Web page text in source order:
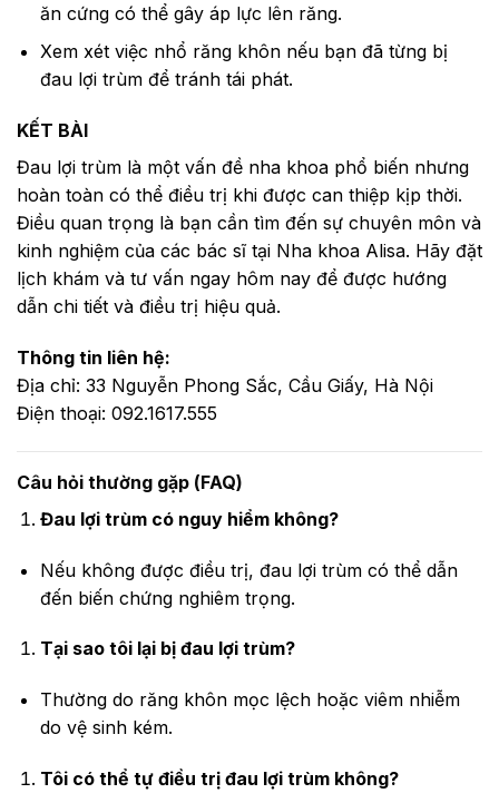
ăn cứng có thể gây áp lực lên răng.
Xem xét việc nhổ răng khôn nếu bạn đã từng bị
đau lợi trùm để tránh tái phát.
KẾT BÀI
Đau lợi trùm là một vấn đề nha khoa phổ biến nhưng
hoàn toàn có thể điều trị khi được can thiệp kịp thời.
Điều quan trọng là bạn cần tìm đến sự chuyên môn và
kinh nghiệm của các bác sĩ tại Nha khoa Alisa. Hãy đặt
lịch khám và tư vấn ngay hôm nay để được hướng
dẫn chi tiết và điều trị hiệu quả.
Thông tin liên hệ:
Địa chỉ: 33 Nguyễn Phong Sắc, Cầu Giấy, Hà Nội
Điện thoại: 092.1617.555
Câu hỏi thường gặp (FAQ)
Đau lợi trùm có nguy hiểm không?
Nếu không được điều trị, đau lợi trùm có thể dẫn
đến biến chứng nghiêm trọng.
Tại sao tôi lại bị đau lợi trùm?
Thường do răng khôn mọc lệch hoặc viêm nhiễm
do vệ sinh kém.
Tôi có thể tự điều trị đau lợi trùm không?